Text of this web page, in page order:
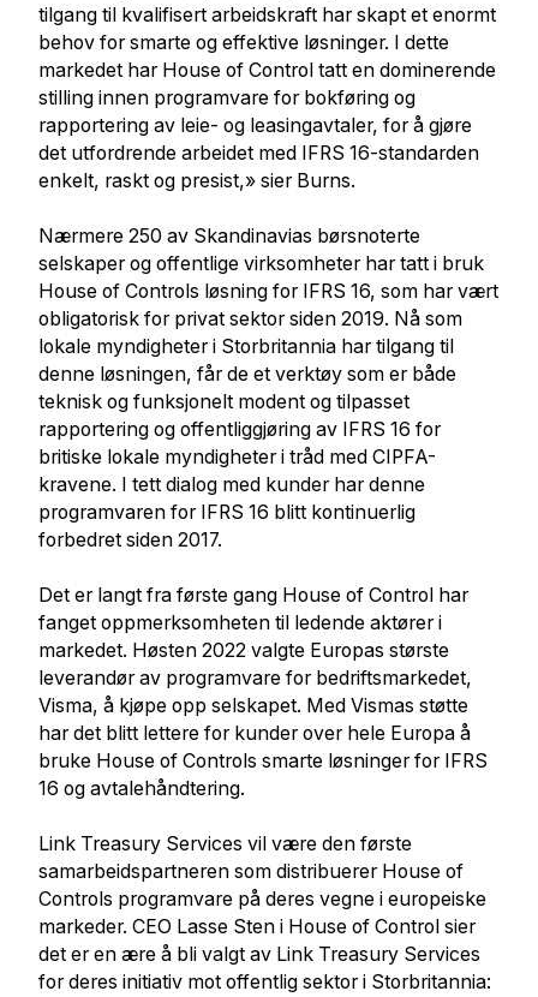
tilgang til kvalifisert arbeidskraft har skapt et enormt
behov for smarte og effektive løsninger. I dette
markedet har House of Control tatt en dominerende
stilling innen programvare for bokføring og
rapportering av leie- og leasingavtaler, for å gjøre
det utfordrende arbeidet med IFRS 16-standarden
enkelt, raskt og presist,» sier Burns.
Nærmere 250 av Skandinavias børsnoterte
selskaper og offentlige virksomheter har tatt i bruk
House of Controls løsning for IFRS 16, som har vært
obligatorisk for privat sektor siden 2019. Nå som
lokale myndigheter i Storbritannia har tilgang til
denne løsningen, får de et verktøy som er både
teknisk og funksjonelt modent og tilpasset
rapportering og offentliggjøring av IFRS 16 for
britiske lokale myndigheter i tråd med CIPFA-
kravene. I tett dialog med kunder har denne
programvaren for IFRS 16 blitt kontinuerlig
forbedret siden 2017.
Det er langt fra første gang House of Control har
fanget oppmerksomheten til ledende aktører i
markedet. Høsten 2022 valgte Europas største
leverandør av programvare for bedriftsmarkedet,
Visma, å kjøpe opp selskapet. Med Vismas støtte
har det blitt lettere for kunder over hele Europa å
bruke House of Controls smarte løsninger for IFRS
16 og avtalehåndtering.
Link Treasury Services vil være den første
samarbeidspartneren som distribuerer House of
Controls programvare på deres vegne i europeiske
markeder. CEO Lasse Sten i House of Control sier
det er en ære å bli valgt av Link Treasury Services
for deres initiativ mot offentlig sektor i Storbritannia: